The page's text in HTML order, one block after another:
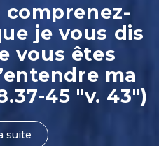
comprenez-
je vous dis
vous êtes
ma
45 "v. 43")
suite